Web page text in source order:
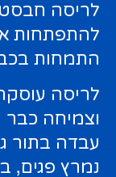
לריסה
להתפתחות
התמחות
לריסה
עבדה בתור
נמרץ פגים,